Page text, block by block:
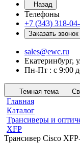
Назад
Телефоны
+7 (343) 318-
Заказать звонок
sales@ewc.ru
Екатеринбург,
Пн-Пт : с 9:00
Темная тема
Главная
Каталог
Трансиверы и
XFP
Трансивер Cisco